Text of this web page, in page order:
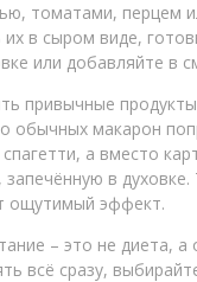
томатами, перцем
в сыром виде,
или добавляйте в
привычные
обычных макарон
а вместо
запечённую в
ощутимый эффект.
– это не диета, а
всё сразу,